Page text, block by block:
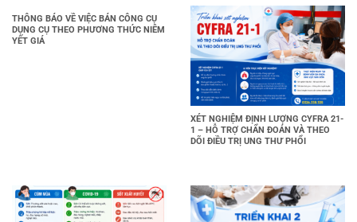
THÔNG BÁO VỀ VIỆC BÁN CÔNG CỤ
DỤNG CỤ THEO PHƯƠNG THỨC NIÊM
YẾT GIÁ
XÉT NGHIỆM ĐỊNH LƯỢNG CYFRA 21-
1 – HỖ TRỢ CHẨN ĐOÁN VÀ THEO
DÕI ĐIỀU TRỊ UNG THƯ PHỔI